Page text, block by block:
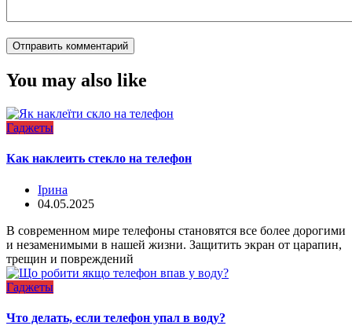
You may also like
Гаджеты
Как наклеить стекло на телефон
Ірина
04.05.2025
В современном мире телефоны становятся все более дорогими
и незаменимыми в нашей жизни. Защитить экран от царапин,
трещин и повреждений
Гаджеты
Что делать, если телефон упал в воду?